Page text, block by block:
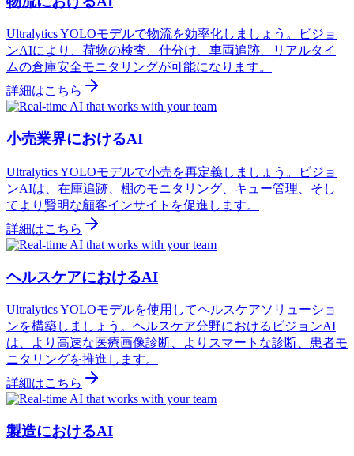
Ultralytics YOLOモデルで物流を効率化しましょう。ビジョ
ンAIにより、荷物の検査、仕分け、車両追跡、リアルタイ
ムの倉庫安全モニタリングが可能になります。
詳細はこちら
小売業界におけるAI
Ultralytics YOLOモデルで小売を再定義しましょう。ビジョ
ンAIは、在庫追跡、棚のモニタリング、キュー管理、そし
てより賢明な顧客インサイトを促進します。
詳細はこちら
ヘルスケアにおけるAI
Ultralytics YOLOモデルを使用してヘルスケアソリューショ
ンを構築しましょう。ヘルスケア分野におけるビジョンAI
は、より高速な医療画像診断、よりスマートな診断、患者モ
ニタリングを推進します。
詳細はこちら
製造におけるAI